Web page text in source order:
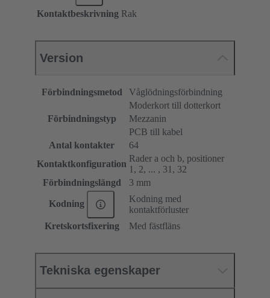
Kontaktbeskrivning Rak
Version
Förbindningsmetod Våglödningsförbindning
Förbindningstyp
Moderkort till dotterkort
Mezzanin
PCB till kabel
Antal kontakter
64
Kontaktkonfiguration
Rader a och b, positioner
1, 2, ... , 31, 32
Förbindningslängd
3 mm
Kodning
Kodning med
kontaktförluster
Kretskortsfixering
Med fästfläns
Tekniska egenskaper